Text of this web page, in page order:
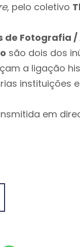
, pelo coletivo
de Fotografia
são dois dos
a ligação
instituições
em